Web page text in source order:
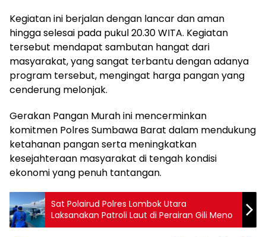
Kegiatan ini berjalan dengan lancar dan aman
hingga selesai pada pukul 20.30 WITA. Kegiatan
tersebut mendapat sambutan hangat dari
masyarakat, yang sangat terbantu dengan adanya
program tersebut, mengingat harga pangan yang
cenderung melonjak.
Gerakan Pangan Murah ini mencerminkan
komitmen Polres Sumbawa Barat dalam mendukung
ketahanan pangan serta meningkatkan
kesejahteraan masyarakat di tengah kondisi
ekonomi yang penuh tantangan.
Sat Polairud Polres Lombok Utara
Laksanakan Patroli Laut di Perairan Gili Meno